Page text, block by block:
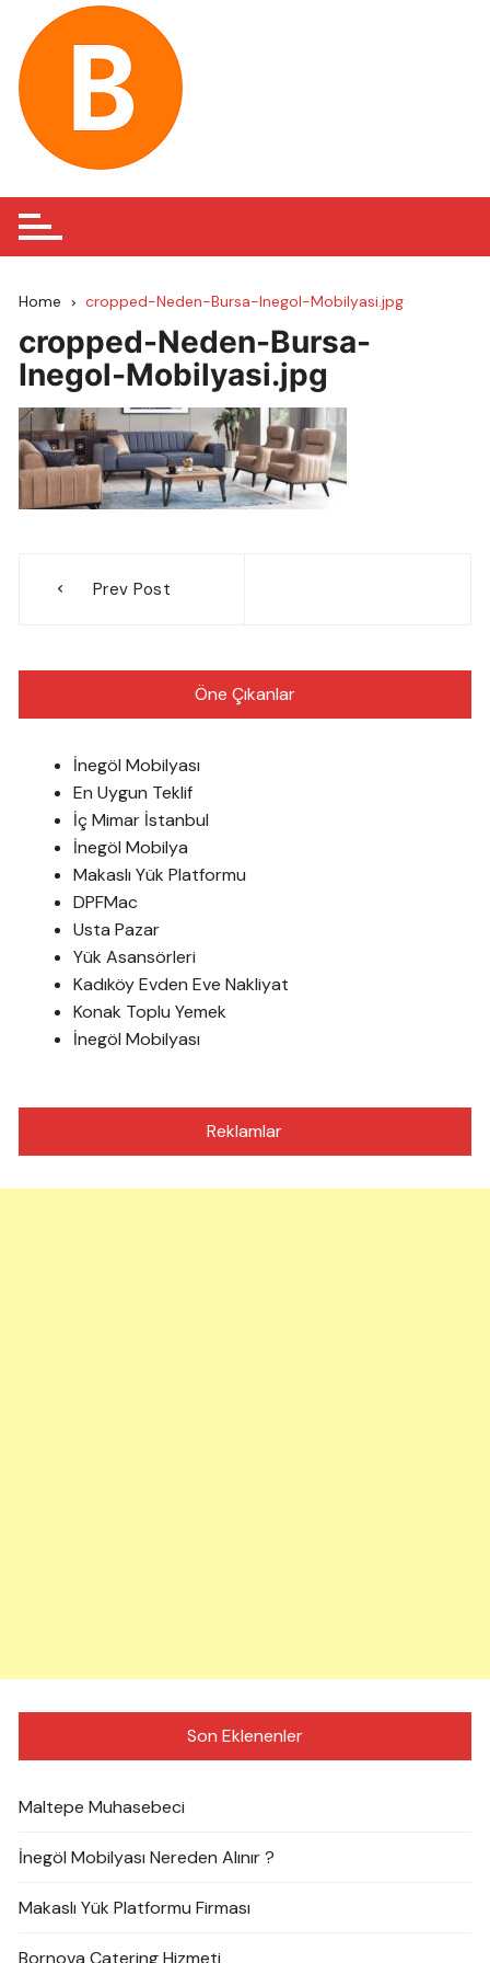
content
Home cropped-Neden-Bursa-Inegol-Mobilyasi.jpg
cropped-Neden-Bursa-
Inegol-Mobilyasi.jpg
gezinmesi
Prev Post
Öne Çıkanlar
İnegöl Mobilyası
En Uygun Teklif
İç Mimar İstanbul
İnegöl Mobilya
Makaslı Yük Platformu
DPFMac
Usta Pazar
Yük Asansörleri
Kadıköy Evden Eve Nakliyat
Konak Toplu Yemek
İnegöl Mobilyası
Reklamlar
Son Eklenenler
Maltepe Muhasebeci
İnegöl Mobilyası Nereden Alınır ?
Makaslı Yük Platformu Firması
Bornova Catering Hizmeti